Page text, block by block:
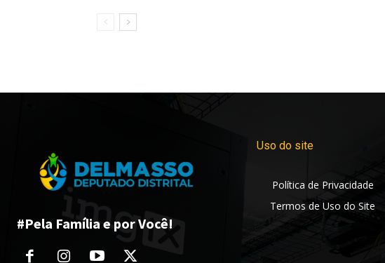
#Pela Família e por Você!
Uso do site
Política de Privacidade
Termos de Uso do Site